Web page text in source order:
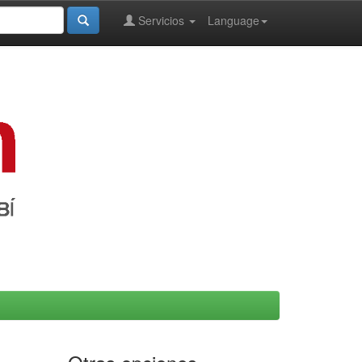
Language
Servicios